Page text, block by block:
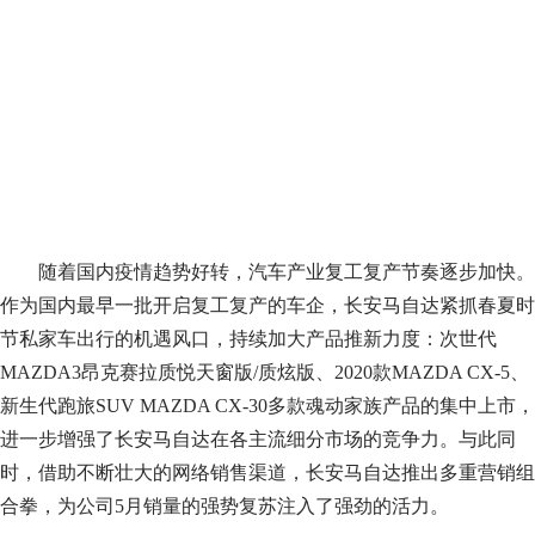
随着国内疫情趋势好转，汽车产业复工复产节奏逐步加快。
作为国内最早一批开启复工复产的车企，长安马自达紧抓春夏时
节私家车出行的机遇风口，持续加大产品推新力度：次世代
MAZDA3昂克赛拉质悦天窗版/质炫版、2020款MAZDA CX-5、
新生代跑旅SUV MAZDA CX-30多款魂动家族产品的集中上市，
进一步增强了长安马自达在各主流细分市场的竞争力。与此同
时，借助不断壮大的网络销售渠道，长安马自达推出多重营销组
合拳，为公司5月销量的强势复苏注入了强劲的活力。